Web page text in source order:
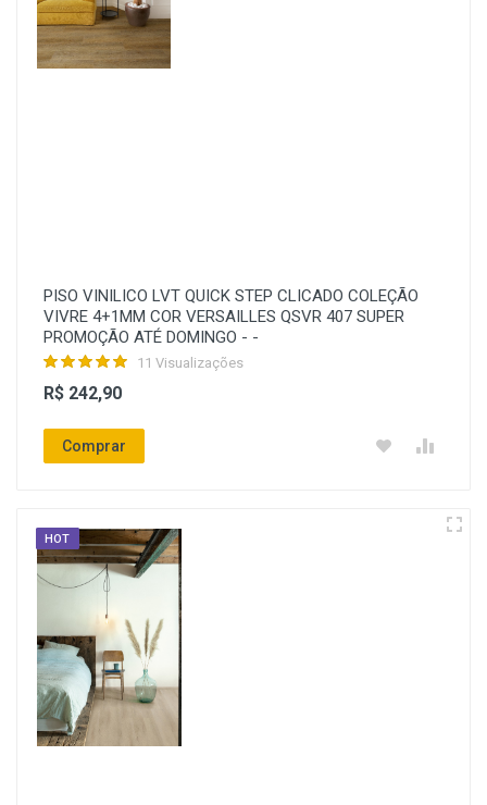
PISO VINILICO LVT QUICK STEP CLICADO COLEÇÃO
VIVRE 4+1MM COR VERSAILLES QSVR 407 SUPER
PROMOÇÃO ATÉ DOMINGO - -
11 Visualizações
R$ 242,90
Comprar
HOT